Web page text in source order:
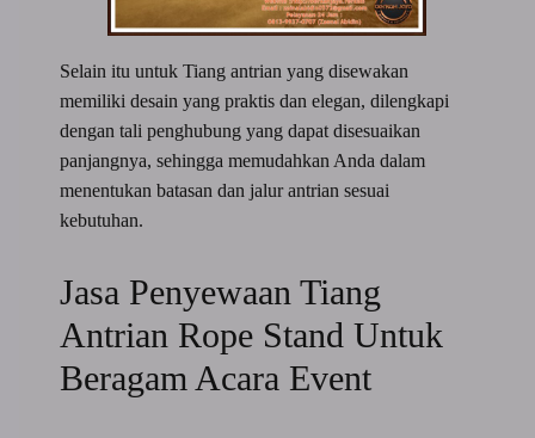
Selain itu untuk Tiang antrian yang disewakan
memiliki desain yang praktis dan elegan, dilengkapi
dengan tali penghubung yang dapat disesuaikan
panjangnya, sehingga memudahkan Anda dalam
menentukan batasan dan jalur antrian sesuai
kebutuhan.
Jasa Penyewaan Tiang
Antrian Rope Stand Untuk
Beragam Acara Event